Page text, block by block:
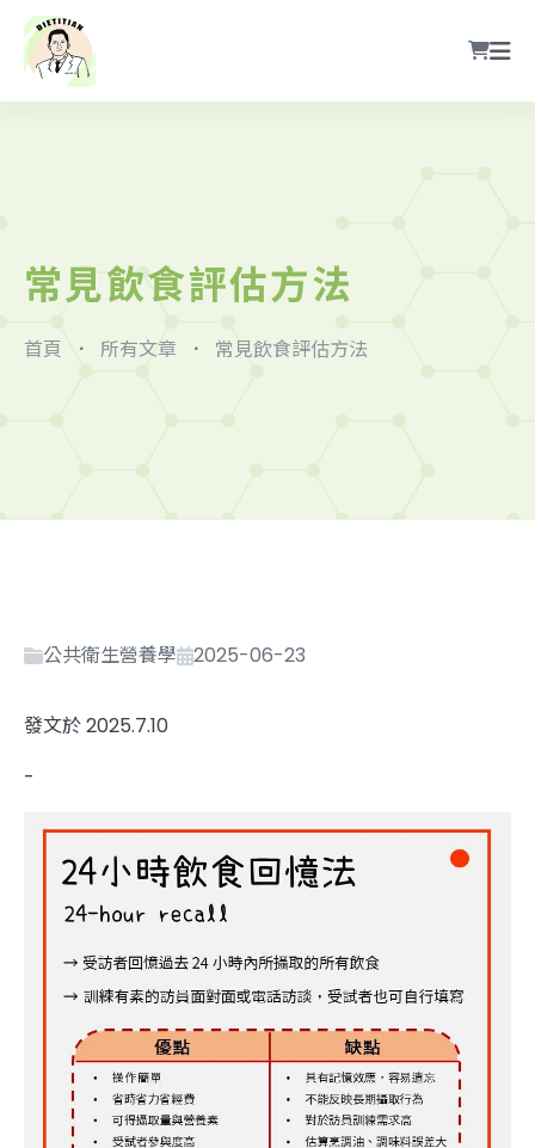
常見飲食評估方法
首頁 所有文章 常見飲食評估方法
公共衛生營養學 2025-06-23
發文於 2025.7.10
-